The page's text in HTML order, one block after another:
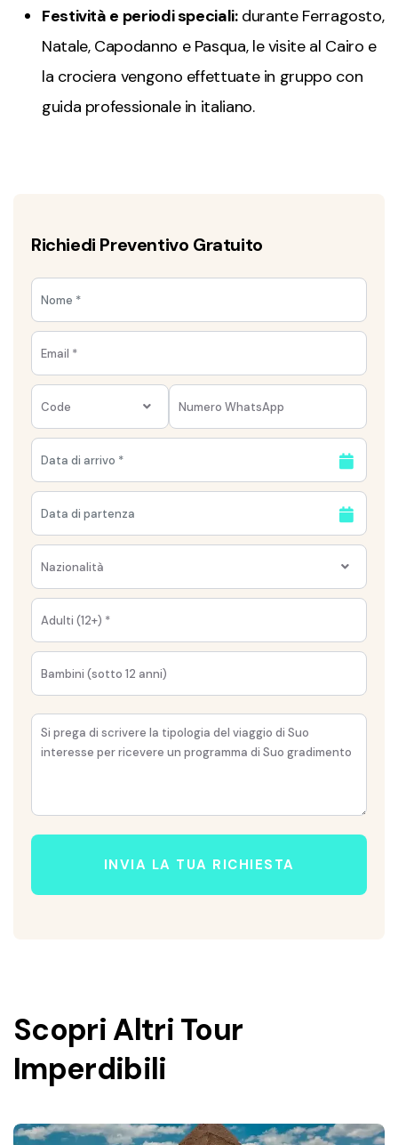
Festività e periodi speciali:durante Ferragosto,
Natale, Capodanno e Pasqua, le visite al Cairo e
la crociera vengono effettuate in gruppo con
guida professionale in italiano.
Richiedi Preventivo Gratuito
Code
Nazionalità
INVIA LA TUA RICHIESTA
Scopri Altri Tour
Imperdibili